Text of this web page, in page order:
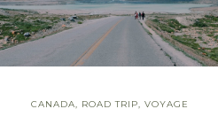
CANADA, ROAD TRIP, VOYAGE